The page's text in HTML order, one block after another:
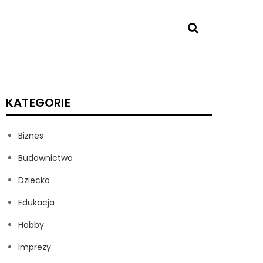
KATEGORIE
Biznes
Budownictwo
Dziecko
Edukacja
Hobby
Imprezy